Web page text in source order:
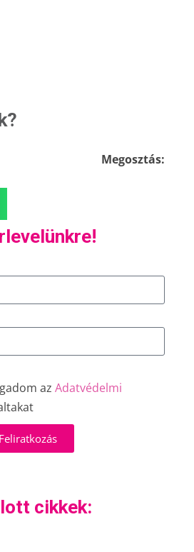
Megosztás:
azAdatvédelmi
Feliratkozás
cikkek: